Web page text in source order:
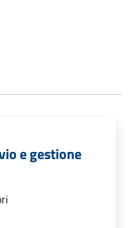
e gestione